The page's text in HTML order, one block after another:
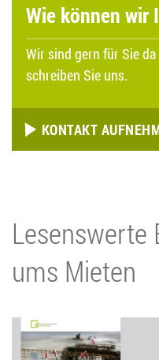
Wie können wir
Wir sind gern für Sie
schreiben Sie uns.
KONTAKT
Lesenswerte
ums Mieten